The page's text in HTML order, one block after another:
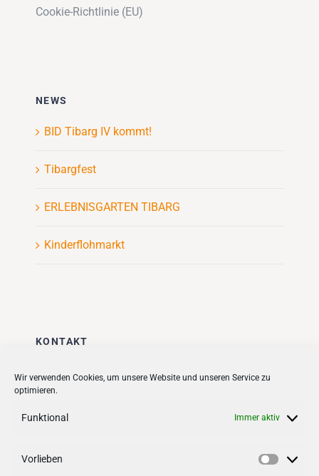
Wir verwenden Cookies, um unsere Website und unseren Service zu
optimieren.
Funktional Immer aktiv
Vorlieben
Cookie-Richtlinie (EU)
NEWS
BID Tibarg IV kommt!
Tibargfest
ERLEBNISGARTEN TIBARG
Kinderflohmarkt
KONTAKT
Stadt + Handel City- und
Quartiersmanagement